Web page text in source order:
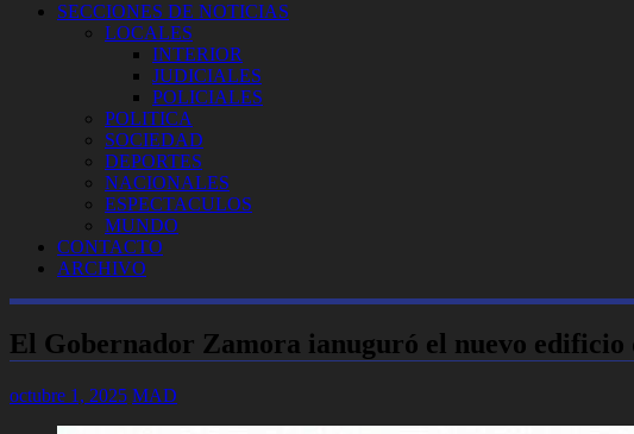
SECCIONES DE NOTICIAS
LOCALES
INTERIOR
JUDICIALES
POLICIALES
POLITICA
SOCIEDAD
DEPORTES
NACIONALES
ESPECTACULOS
MUNDO
CONTACTO
ARCHIVO
El Gobernador Zamora ianuguró el nuevo edificio
octubre 1, 2025 MAD